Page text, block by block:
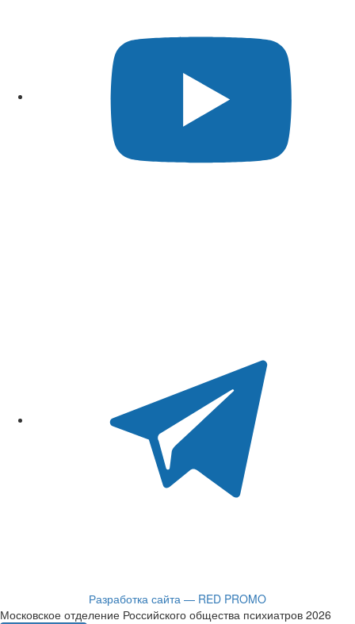
Разработка сайта — RED PROMO
Московское отделение Российского общества психиатров 2026